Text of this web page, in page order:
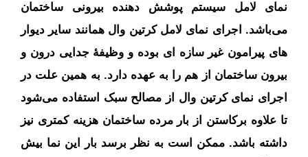
نمای لامل سیستم پوشش دهنده بیرونی ساختمان
می‌باشد. اجرای نمای لامل کرتین وال همانند سایر دیوار
های پیرامون غیر سازه‌ ای بوده و وظیفهٔ جدایی درون و
بیرون ساختمان از هم را به عهده دارد. به همین علت در
اجرای نمای کرتین وال از مصالح سبک استفاده می‌شود
تا علاوه برکاستن از بار مرده ساختمان هزینه کمتری نیز
داشته باشد. ممکن است به نظر برسد بار این نما بیش